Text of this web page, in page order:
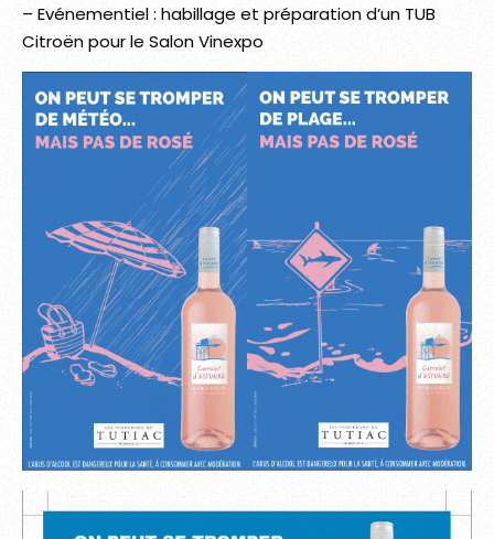
– Evénementiel : habillage et préparation d’un TUB
Citroën pour le Salon Vinexpo